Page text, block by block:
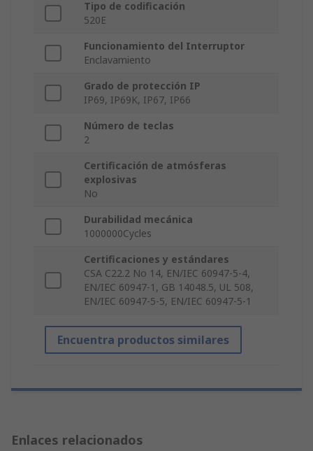
Tipo de codificación
520E
Funcionamiento del Interruptor
Enclavamiento
Grado de protección IP
IP69, IP69K, IP67, IP66
Número de teclas
2
Certificación de atmósferas
explosivas
No
Durabilidad mecánica
1000000Cycles
Certificaciones y estándares
CSA C22.2 No 14, EN/IEC 60947-5-4,
EN/IEC 60947-1, GB 14048.5, UL 508,
EN/IEC 60947-5-5, EN/IEC 60947-5-1
Encuentra productos similares
Enlaces relacionados